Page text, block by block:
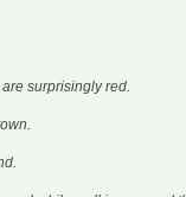
surprisingly red.